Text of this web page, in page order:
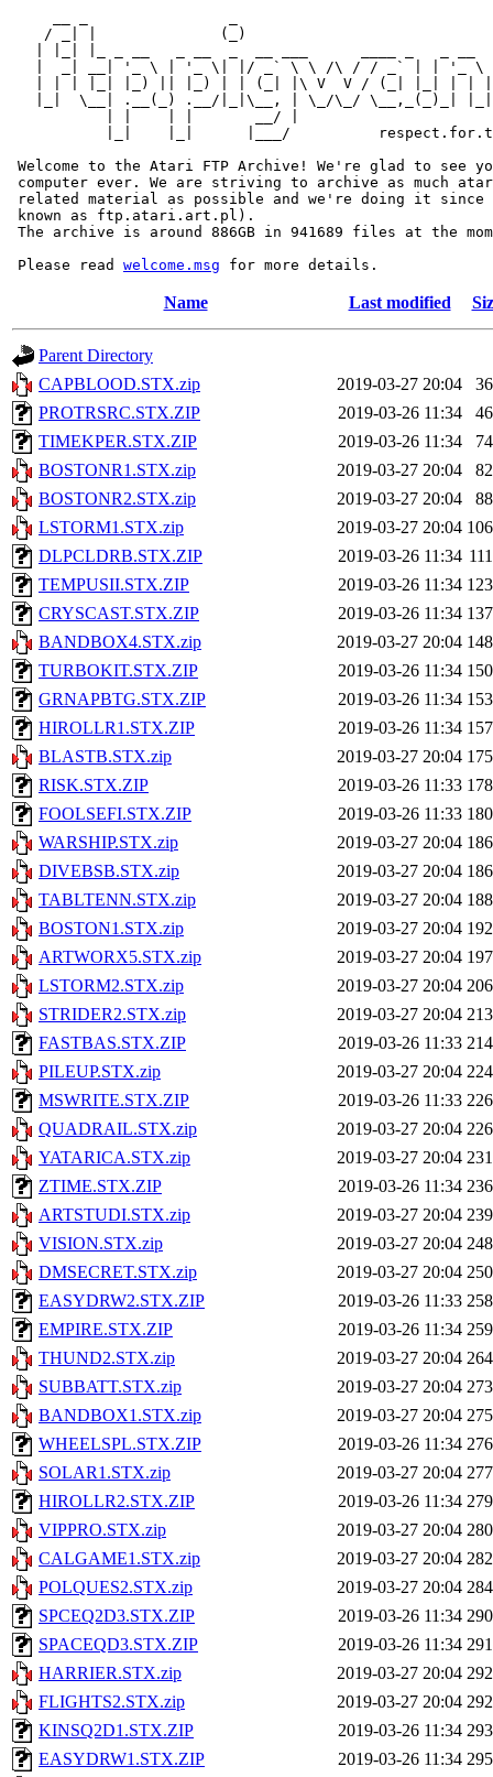
/ _| |              (_)
|  _| __| '_ \ | '_ \| |/ _` \ \ /\ / / _` | | '_ \
| | | |_| |_) || |_) | | (_| |\ V  V / (_| |_| | |
|_|  \__| .__(_) .__/|_|\__, | \_/\_/ \__,_(_)_|
           | |    | |       __/ |
|_|    |_|      |___/
Welcome to the Atari FTP Archive! We're glad to see
computer ever. We are striving to archive as much
related material as possible and we're doing it since
known as ftp.atari.art.pl).
The archive is around 886GB in 941689 files at the
Please read welcome.msg
Name Last modified
Parent Directory
CAPBLOOD.STX.zip
2019-03-27 20:04
PROTRSRC.STX.ZIP
2019-03-26 11:34
TIMEKPER.STX.ZIP
2019-03-26 11:34
BOSTONR1.STX.zip
2019-03-27 20:04
BOSTONR2.STX.zip
2019-03-27 20:04
LSTORM1.STX.zip
2019-03-27 20:04
DLPCLDRB.STX.ZIP
2019-03-26 11:34
TEMPUSII.STX.ZIP
2019-03-26 11:34
CRYSCAST.STX.ZIP
2019-03-26 11:34
BANDBOX4.STX.zip
2019-03-27 20:04
TURBOKIT.STX.ZIP
2019-03-26 11:34
GRNAPBTG.STX.ZIP
2019-03-26 11:34
HIROLLR1.STX.ZIP
2019-03-26 11:34
BLASTB.STX.zip
2019-03-27 20:04
RISK.STX.ZIP
2019-03-26 11:33
FOOLSEFI.STX.ZIP
2019-03-26 11:33
WARSHIP.STX.zip
2019-03-27 20:04
DIVEBSB.STX.zip
2019-03-27 20:04
TABLTENN.STX.zip
2019-03-27 20:04
BOSTON1.STX.zip
2019-03-27 20:04
ARTWORX5.STX.zip
2019-03-27 20:04
LSTORM2.STX.zip
2019-03-27 20:04
STRIDER2.STX.zip
2019-03-27 20:04
FASTBAS.STX.ZIP
2019-03-26 11:33
PILEUP.STX.zip
2019-03-27 20:04
MSWRITE.STX.ZIP
2019-03-26 11:33
QUADRAIL.STX.zip
2019-03-27 20:04
YATARICA.STX.zip
2019-03-27 20:04
ZTIME.STX.ZIP
2019-03-26 11:34
ARTSTUDI.STX.zip
2019-03-27 20:04
VISION.STX.zip
2019-03-27 20:04
DMSECRET.STX.zip
2019-03-27 20:04
EASYDRW2.STX.ZIP
2019-03-26 11:33
EMPIRE.STX.ZIP
2019-03-26 11:34
THUND2.STX.zip
2019-03-27 20:04
SUBBATT.STX.zip
2019-03-27 20:04
BANDBOX1.STX.zip
2019-03-27 20:04
WHEELSPL.STX.ZIP
2019-03-26 11:34
SOLAR1.STX.zip
2019-03-27 20:04
HIROLLR2.STX.ZIP
2019-03-26 11:34
VIPPRO.STX.zip
2019-03-27 20:04
CALGAME1.STX.zip
2019-03-27 20:04
POLQUES2.STX.zip
2019-03-27 20:04
SPCEQ2D3.STX.ZIP
2019-03-26 11:34
SPACEQD3.STX.ZIP
2019-03-26 11:34
HARRIER.STX.zip
2019-03-27 20:04
FLIGHTS2.STX.zip
2019-03-27 20:04
KINSQ2D1.STX.ZIP
2019-03-26 11:34
EASYDRW1.STX.ZIP
2019-03-26 11:34